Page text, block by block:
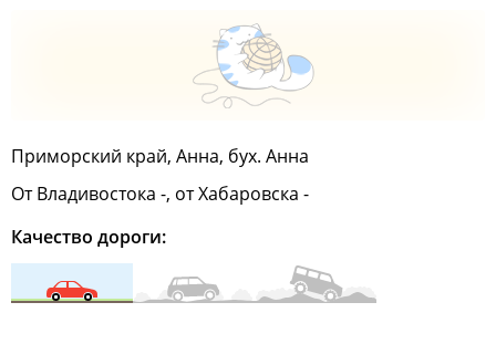
Приморский край, Анна, бух. Анна
От Владивостока -, от Хабаровска -
Качество дороги: